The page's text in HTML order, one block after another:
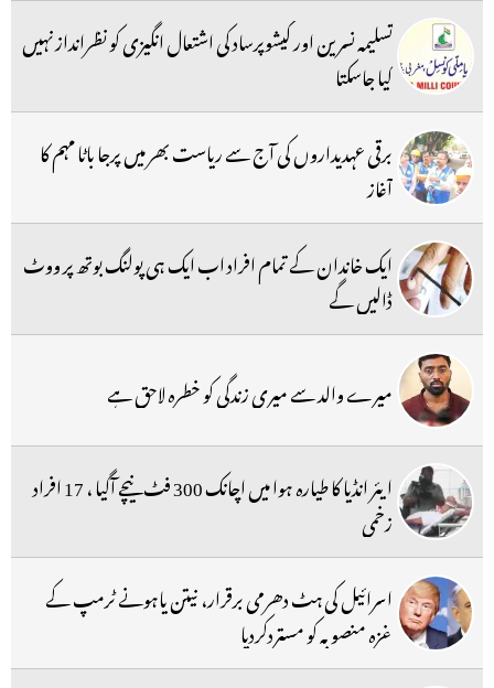
تسلیمہ نسرین اور کیشوپرساد کی اشتعال انگیزی کو نظرانداز نہیں
کیا جاسکتا
برقی عہدیداروں کی آج سے ریاست بھر میں پرجا باٹا مہم کا
آغاز
ایک خاندان کے تمام افراد اب ایک ہی پولنگ بوتھ پر ووٹ
ڈالیں گے
میرے والد سے میری زندگی کو خطرہ لاحق ہے
ایئر انڈیا کا طیارہ ہوا میں اچانک 300 فٹ نیچے آگیا ، 17 افراد
زخمی
اسرائیل کی ہٹ دھرمی برقرار، نیتن یاہونے ٹرمپ کے
غزہ منصوبہ کو مستردکردیا